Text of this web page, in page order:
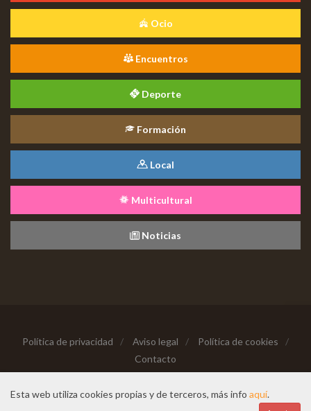
Ocio
Encuentros
Deporte
Formación
Local
Multicultural
Noticias
Política de privacidad / Aviso legal / Política de cookies
/
Contacto
Hecho con cariño desde
Esta web utiliza cookies propias y de terceros, más info aquí.